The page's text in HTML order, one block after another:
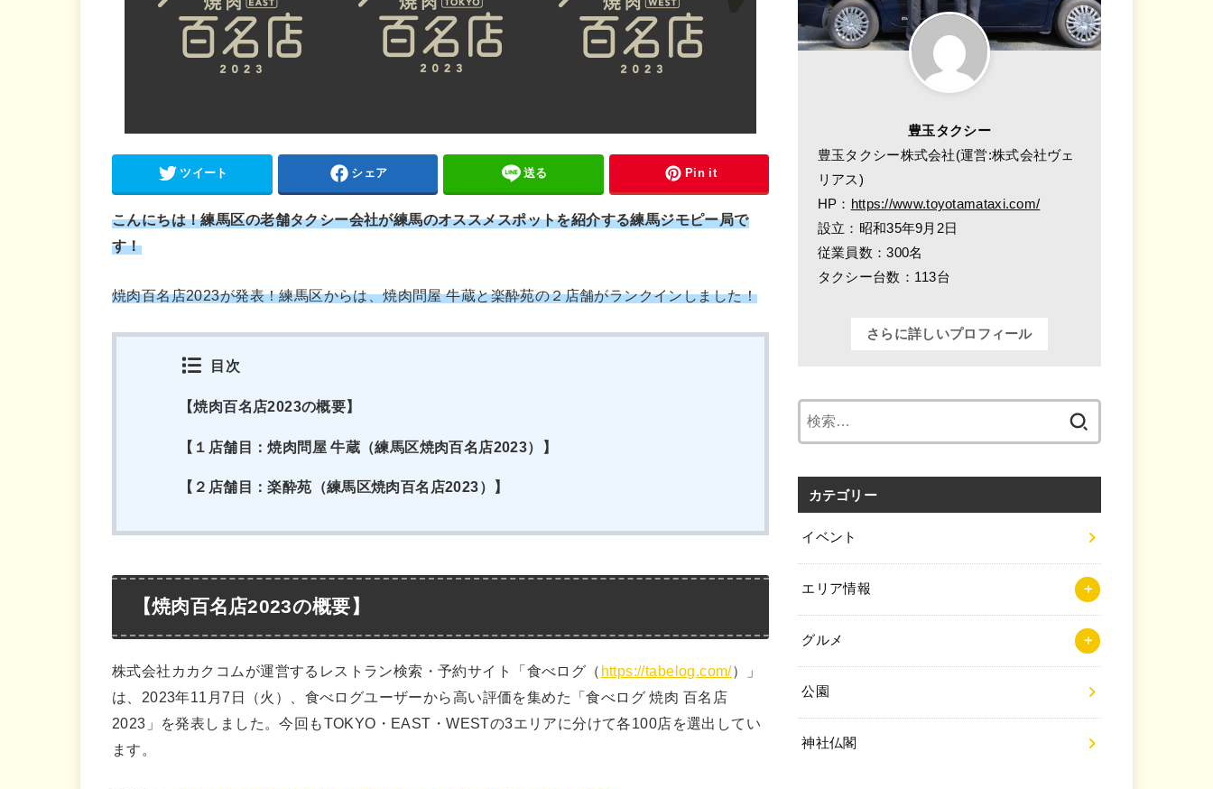
ツイート シェア 送る Pin it
こんにちは！練馬区の老舗タクシー会社が練馬のオススメスポットを紹介する練馬ジモピー局で
す！
焼肉百名店2023が発表！練馬区からは、焼肉問屋 牛蔵と楽酔苑の２店舗がランクインしました！
目次
【焼肉百名店2023の概要】
【１店舗目：焼肉問屋 牛蔵（練馬区焼肉百名店2023）】
【２店舗目：楽酔苑（練馬区焼肉百名店2023）】
【焼肉百名店2023の概要】
株式会社カカクコムが運営するレストラン検索・予約サイト「食べログ（ https://tabelog.com/）」
は、2023年11月7日（火）、食べログユーザーから高い評価を集めた「食べログ 焼肉 百名店
2023」を発表しました。今回もTOKYO・EAST・WESTの3エリアに分けて各100店を選出してい
ます。
豊玉タクシー
豊玉タクシー株式会社(運営:株式会社ヴェ
リアス)
HP： https://www.toyotamataxi.com/
設立：昭和35年9月2日
従業員数：300名
タクシー台数：113台
さらに詳しいプロフィール
カテゴリー
イベント
エリア情報
グルメ
公園
神社仏閣